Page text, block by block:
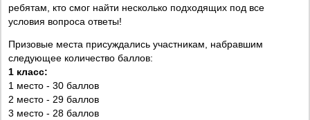
ребятам, кто смог найти несколько подходящих под все
условия вопроса ответы!
Призовые места присуждались участникам, набравшим
следующее количество баллов:
1 класс:
1 место - 30 баллов
2 место - 29 баллов
3 место - 28 баллов